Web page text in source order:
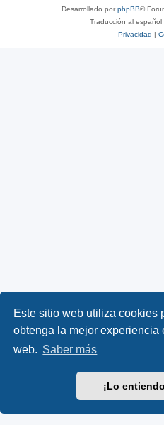
Este sitio web utiliza cookies
obtenga la mejor experiencia
web. Saber más
¡Lo
Desarrollado porphpBB®
Traducción al español
Privacidad |